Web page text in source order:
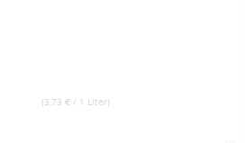
(3,73 € / 1 Liter)